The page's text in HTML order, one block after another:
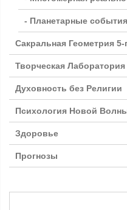
- Планетарные
Сакральная Геометрия
Творческая
Духовность без Религии
Психология Новой
Здоровье
Прогнозы